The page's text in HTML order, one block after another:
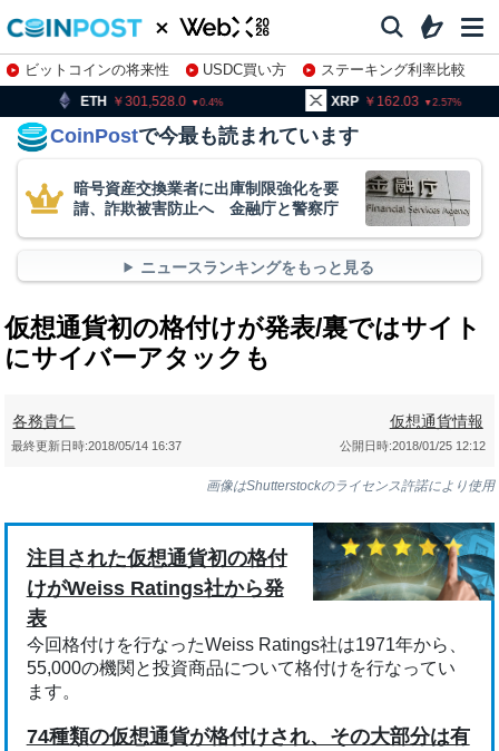
ビットコインの将来性 USDC買い方
ステーキング利率比較
株特集・関連銘柄
301,528.0 0.4 XRP 2.57 BNB
CoinPostで今最も読まれています
暗号資産交換業者に出庫制限強化を要
請、詐欺被害防止へ 金融庁と警察庁
ニュースランキングをもっと見る
仮想通貨初の格付けが発表/裏ではサイト
にサイバーアタックも
各務貴仁 仮想通貨情報
公開日時:2018/01/25 12:12
最終更新日時:2018/05/14 16:37
画像はShutterstockのライセンス許諾により使用
注目された仮想通貨初の格付
けがWeiss Ratings社から発
表
今回格付けを行なったWeiss Ratings社は1971年から、
55,000の機関と投資商品について格付けを行なってい
ます。
74種類の仮想通貨が格付けされ、その大部分は有